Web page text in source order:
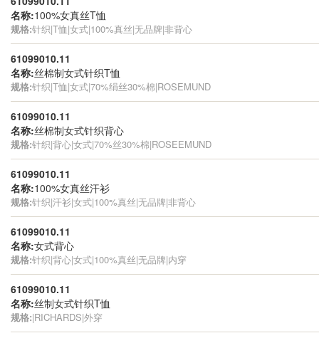
名称:100%女真丝T恤
规格:针织|T恤|女式|100%真丝|无品牌|非背心
61099010.11
名称:丝棉制女式针织T恤
规格:针织|T恤|女式|70%绢丝30%棉|ROSEMUND
61099010.11
名称:丝棉制女式针织背心
规格:针织|背心|女式|70%丝30%棉|ROSEEMUND
61099010.11
名称:100%女真丝汗衫
规格:针织|汗衫|女式|100%真丝|无品牌|非背心
61099010.11
名称:女式背心
规格:针织|背心|女式|100%真丝|无品牌|内穿
61099010.11
名称:丝制女式针织T恤
规格:|RICHARDS|外穿